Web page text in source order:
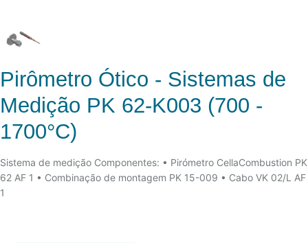
Pirômetro Ótico - Sistemas de
Medição PK 62-K003 (700 -
1700°C)
Sistema de medição Componentes: • Pirómetro CellaCombustion PK
62 AF 1 • Combinação de montagem PK 15-009 • Cabo VK 02/L AF
1